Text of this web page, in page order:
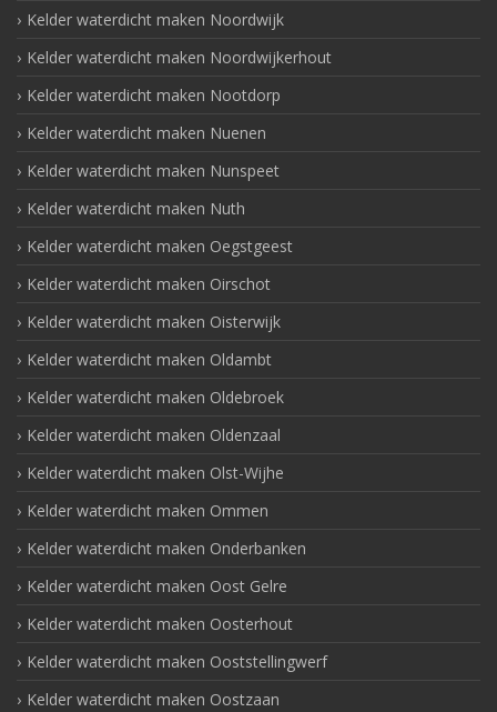
Kelder waterdicht maken Noordwijk
Kelder waterdicht maken Noordwijkerhout
Kelder waterdicht maken Nootdorp
Kelder waterdicht maken Nuenen
Kelder waterdicht maken Nunspeet
Kelder waterdicht maken Nuth
Kelder waterdicht maken Oegstgeest
Kelder waterdicht maken Oirschot
Kelder waterdicht maken Oisterwijk
Kelder waterdicht maken Oldambt
Kelder waterdicht maken Oldebroek
Kelder waterdicht maken Oldenzaal
Kelder waterdicht maken Olst-Wijhe
Kelder waterdicht maken Ommen
Kelder waterdicht maken Onderbanken
Kelder waterdicht maken Oost Gelre
Kelder waterdicht maken Oosterhout
Kelder waterdicht maken Ooststellingwerf
Kelder waterdicht maken Oostzaan